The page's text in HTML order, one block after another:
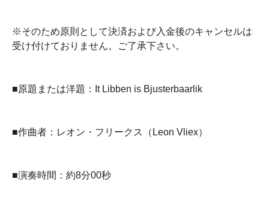
※そのため原則として決済および入金後のキャンセルは
受け付けておりません。ご了承下さい。
■原題または洋題：It Libben is Bjusterbaarlik
■作曲者：レオン・フリークス（Leon Vliex）
■演奏時間：約8分00秒